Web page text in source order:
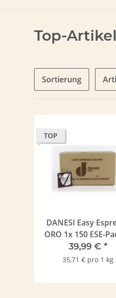
Top-Artikel
Sortierung
TOP
DANESI Easy
ORO 1x 150 ESE-
7,5 g gemahlen
39,99 € *
35,71 € pro 1 kg